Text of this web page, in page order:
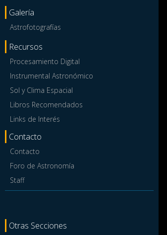
Galería
Astrofotografías
Recursos
Procesamiento Digital
Instrumental Astronómico
Sol y Clima Espacial
Libros Recomendados
Links de Interés
Contacto
Contacto
Foro de Astronomía
Staff
Otras Secciones